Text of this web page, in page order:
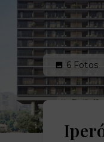
6 Fotos